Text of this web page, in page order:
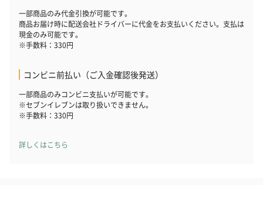
一部商品のみ代金引換が可能です。
商品お届け時に配送会社ドライバーに代金をお支払いください。支払は
現金のみ可能です。
※手数料：330円
コンビニ前払い（ご入金確認後発送）
一部商品のみコンビニ支払いが可能です。
※セブンイレブンは取り扱いできません。
※手数料：330円
詳しくはこちら